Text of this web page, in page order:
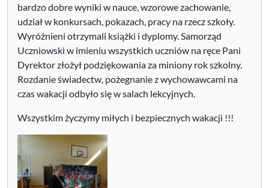
bardzo dobre wyniki w nauce, wzorowe zachowanie,
udział w konkursach, pokazach, pracy na rzecz szkoły.
Wyróżnieni otrzymali książki i dyplomy. Samorząd
Uczniowski w imieniu wszystkich uczniów na ręce Pani
Dyrektor złożył podziękowania za miniony rok szkolny.
Rozdanie świadectw, pożegnanie z wychowawcami na
czas wakacji odbyło się w salach lekcyjnych.
Wszystkim życzymy miłych i bezpiecznych wakacji !!!